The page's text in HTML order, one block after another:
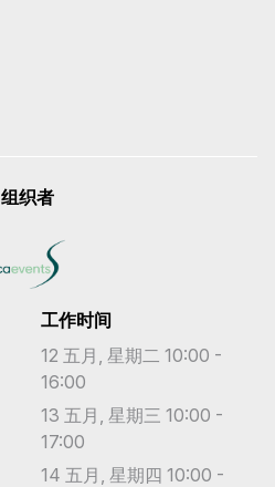
组织者
工作时间
12 五月, 星期二 10:00 -
16:00
13 五月, 星期三 10:00 -
17:00
14 五月, 星期四 10:00 -